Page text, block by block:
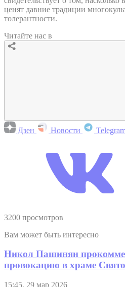
ценят давние традиции
толерантности.
Читайте нас в
Дзен Новости
3200 просмотров
Вам может быть интересно
Никол Пашинян
провокацию в храме
15:45, 29 мар 2026